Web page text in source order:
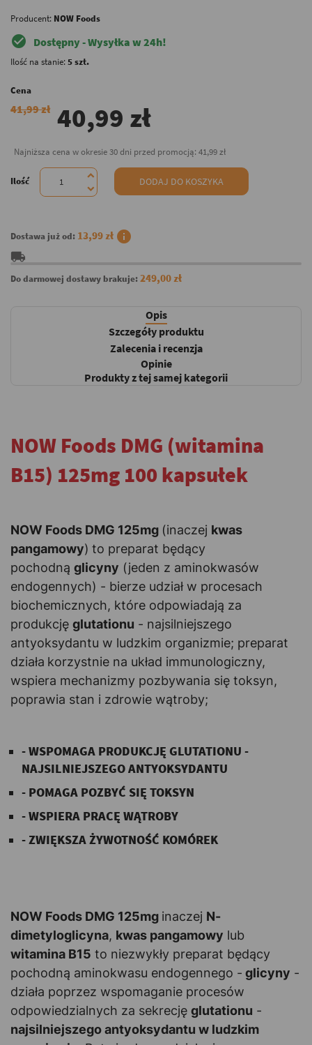
Producent: NOW Foods
check_circle Dostępny - Wysyłka w 24h!
Ilość na stanie:5 szt.
Cena
41,99 zł 40,99 zł
Najniższa cena w okresie 30 dni przed promocją: 41,99 zł
Ilość DODAJ DO KOSZYKA
Dostawa już od: 13,99 zł info
local_shipping
Do darmowej dostawy brakuje:249,00 zł
Opis
Szczegóły produktu
Zalecenia i recenzja
Opinie
Produkty z tej samej kategorii
NOW Foods DMG (witamina
B15) 125mg 100 kapsułek
NOW Foods DMG 125mg (inaczej kwas
pangamowy) to preparat będący
pochodną glicyny (jeden z aminokwasów
endogennych) - bierze udział w procesach
biochemicznych, które odpowiadają za
produkcję glutationu - najsilniejszego
antyoksydantu w ludzkim organizmie; preparat
działa korzystnie na układ immunologiczny,
wspiera mechanizmy pozbywania się toksyn,
poprawia stan i zdrowie wątroby;
- WSPOMAGA PRODUKCJĘ GLUTATIONU -
NAJSILNIEJSZEGO ANTYOKSYDANTU
- POMAGA POZBYĆ SIĘ TOKSYN
- WSPIERA PRACĘ WĄTROBY
- ZWIĘKSZA ŻYWOTNOŚĆ KOMÓREK
NOW Foods DMG 125mg inaczej N-
dimetyloglicyna, kwas pangamowy lub
witamina B15 to niezwykły preparat będący
pochodną aminokwasu endogennego - glicyny -
działa poprzez wspomaganie procesów
odpowiedzialnych za sekrecję glutationu -
najsilniejszego antyoksydantu w ludzkim